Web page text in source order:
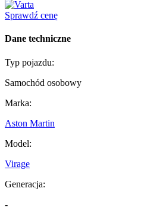
Sprawdź cenę
Dane techniczne
Typ pojazdu:
Samochód osobowy
Marka:
Aston Martin
Model:
Virage
Generacja:
-